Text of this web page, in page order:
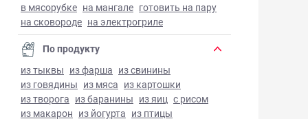
в мясорубке на мангале готовить на пару
на сковороде на электрогриле
По продукту
из тыквы из фарша из свинины
из говядины из мяса из картошки
из творога из баранины из яиц с рисом
из макарон из йогурта из птицы